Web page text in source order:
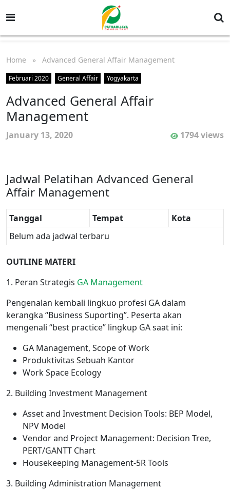
Home » Advanced General Affair Management
Februari 2020 General Affair Yogyakarta
Advanced General Affair
Management
January 13, 2020 1794 views
Jadwal Pelatihan Advanced General
Affair Management
Tanggal Tempat
Kota
Belum ada jadwal terbaru
OUTLINE MATERI
1. Peran Strategis GA Management
Pengenalan kembali lingkuo profesi GA dalam
kerangka “Business Suporting”. Peserta akan
mengenali “best practice” lingkup GA saat ini:
GA Management, Scope of Work
Produktivitas Sebuah Kantor
Work Space Ecology
2. Building Investment Management
Asset and Investment Decision Tools: BEP Model,
NPV Model
Vendor and Project Management: Decision Tree,
PERT/GANTT Chart
Housekeeping Management-5R Tools
3. Building Administration Management